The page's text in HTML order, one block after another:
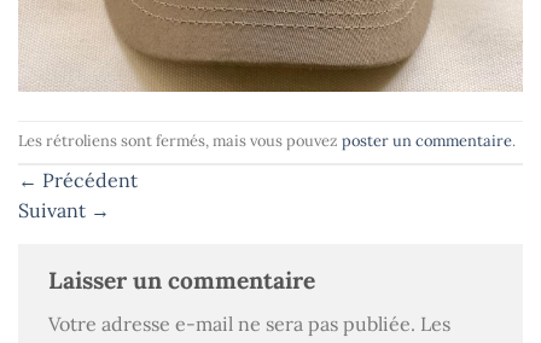
Les rétroliens sont fermés, mais vous pouvez poster un commentaire.
← Précédent
Suivant →
Laisser un commentaire
Votre adresse e-mail ne sera pas publiée. Les